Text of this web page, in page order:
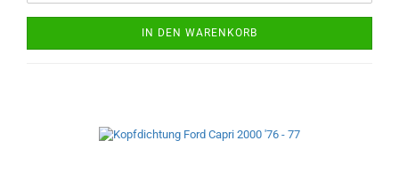
IN DEN WARENKORB